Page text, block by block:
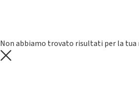
Non abbiamo trovato risultati per la tua